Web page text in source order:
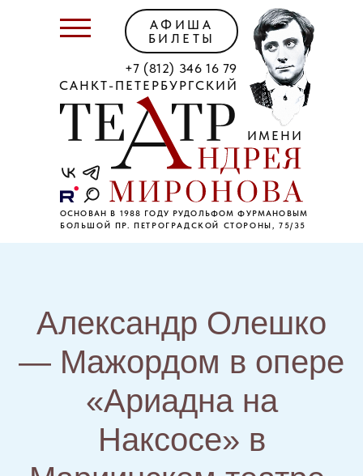
САНКТ-ПЕТЕРБУРГСКИЙ
ИМЕНИ
ОСНОВАН В 1988 ГОДУ РУДОЛЬФОМ ФУРМАНОВЫМ
+7 (812) 346 16 79
БОЛЬШОЙ ПР. ПЕТРОГРАДСКОЙ СТОРОНЫ, 75/35
АФИША
БИЛЕТЫ
Александр Олешко
— Мажордом в опере
«Ариадна на
Наксосе» в